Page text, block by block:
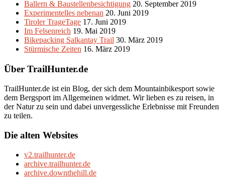
Ballern & Baustellenbesichtigung 20. September 2019
Experimentelles nebenan 20. Juni 2019
Tiroler TrageTage 17. Juni 2019
Im Felsenreich 19. Mai 2019
Bikepacking Salkantay Trail 30. März 2019
Stürmische Zeiten 16. März 2019
Über TrailHunter.de
TrailHunter.de ist ein Blog, der sich dem Mountainbikesport sowie
dem Bergsport im Allgemeinen widmet. Wir lieben es zu reisen, in
der Natur zu sein und dabei unvergessliche Erlebnisse mit Freunden
zu teilen.
Die alten Websites
v2.trailhunter.de
archive.trailhunter.de
archive.downthehill.de